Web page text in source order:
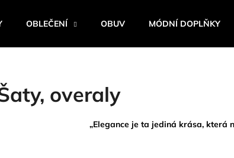
OBLEČENÍ OBUV MÓDNÍ DOPLŇKY
overaly
„Elegance je ta jediná krása,